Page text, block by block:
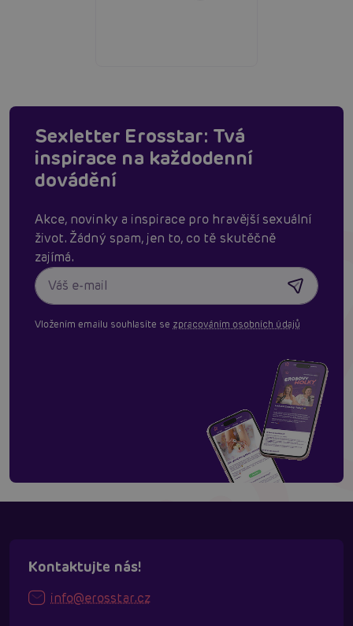
Sexletter Erosstar: Tvá
inspirace na každodenní
dovádění
Akce, novinky a inspirace pro hravější sexuální
život. Žádný spam, jen to, co tě skutěčně
zajímá.
Vložením emailu souhlasíte se zpracováním osobních údajů
Kontaktujte nás!
info@erosstar.cz